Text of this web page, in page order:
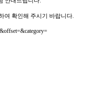
여 확인해 주시기 바랍니다.